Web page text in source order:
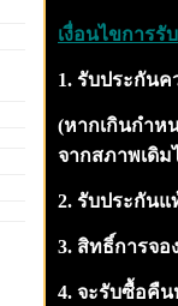
เงื่อนไขการรั
1. รับประกัน
(หากเกินกำห
จากสภาพเดิ
2. รับประกัน
3. สิทธิ์การจอ
4. จะรับซื้อคื